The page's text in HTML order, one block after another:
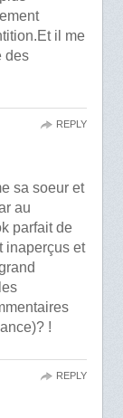
il me
des
sa soeur et
au
parfait de
inaperçus et
!
REPLY
REPLY